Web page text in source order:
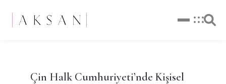
Çin Halk Cumhuriyeti’nde Kişisel